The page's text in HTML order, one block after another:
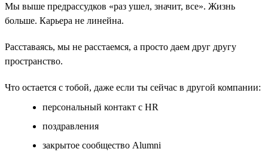
Мы выше предрассудков «раз ушел, значит, все». Жизнь
больше. Карьера не линейна.
Расставаясь, мы не расстаемся, а просто даем друг другу
пространство.
Что остается с тобой, даже если ты сейчас в другой компании:
персональный контакт с HR
поздравления
закрытое сообщество Alumni